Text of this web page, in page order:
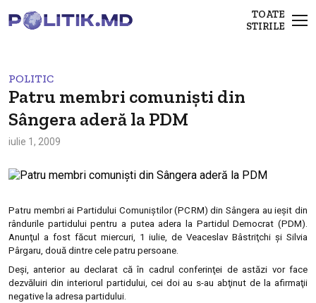
TOATE
STIRILE
POLITIC
Patru membri comunişti din
Sângera aderă la PDM
iulie 1, 2009
Patru membri ai Partidului Comuniştilor (PCRM) din Sângera au ieşit din
rândurile partidului pentru a putea adera la Partidul Democrat (PDM).
Anunţul a fost făcut miercuri, 1 iulie, de Veaceslav Bâstriţchi şi Silvia
Pârgaru, două dintre cele patru persoane.
Deşi, anterior au declarat că în cadrul conferinţei de astăzi vor face
dezvăluiri din interiorul partidului, cei doi au s-au abţinut de la afirmaţii
negative la adresa partidului.